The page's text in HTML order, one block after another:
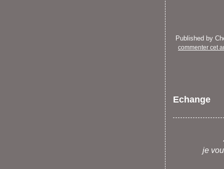
Published by
commenter cet
Echange
je